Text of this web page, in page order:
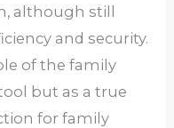
although still
and security.
of the family
but as a true
for family